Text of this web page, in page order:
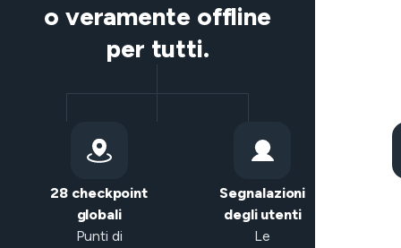
o veramente offline
per tutti.
28 checkpoint
globali
Punti di
Segnalazioni
degli utenti
Le